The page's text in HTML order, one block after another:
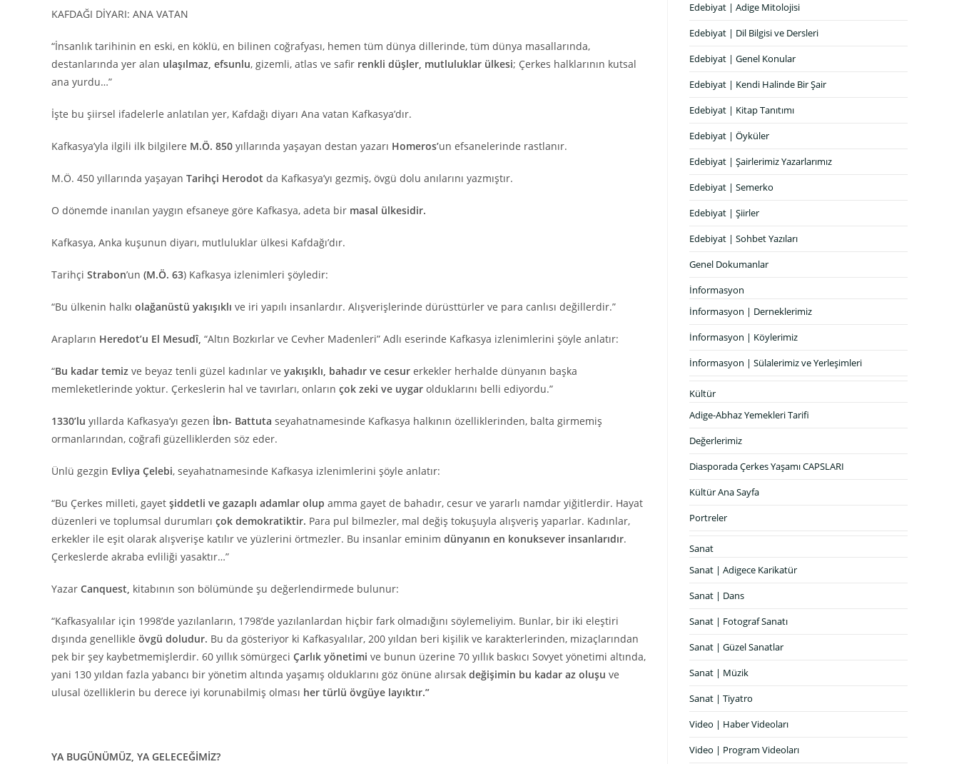
KAFDAĞI DİYARI: ANA VATAN
“İnsanlık tarihinin en eski, en köklü, en bilinen coğrafyası, hemen tüm dünya dillerinde, tüm dünya masallarında,
destanlarında yer alan ulaşılmaz, efsunlu, gizemli, atlas ve safir renkli düşler, mutluluklar ülkesi; Çerkes halklarının kutsal
ana yurdu…”
İşte bu şiirsel ifadelerle anlatılan yer, Kafdağı diyarı Ana vatan Kafkasya’dır.
Kafkasya’yla ilgili ilk bilgilere M.Ö. 850 yıllarında yaşayan destan yazarı Homeros’un efsanelerinde rastlanır.
M.Ö. 450 yıllarında yaşayan Tarihçi Herodot da Kafkasya’yı gezmiş, övgü dolu anılarını yazmıştır.
O dönemde inanılan yaygın efsaneye göre Kafkasya, adeta bir masal ülkesidir.
Kafkasya, Anka kuşunun diyarı, mutluluklar ülkesi Kafdağı’dır.
Tarihçi Strabon’un (M.Ö. 63) Kafkasya izlenimleri şöyledir:
“Bu ülkenin halkı olağanüstü yakışıklı ve iri yapılı insanlardır. Alışverişlerinde dürüsttürler ve para canlısı değillerdir.”
Arapların Heredot’u El Mesudî, “Altın Bozkırlar ve Cevher Madenleri” Adlı eserinde Kafkasya izlenimlerini şöyle anlatır:
“Bu kadar temiz ve beyaz tenli güzel kadınlar ve yakışıklı, bahadır ve cesur erkekler herhalde dünyanın başka
memleketlerinde yoktur. Çerkeslerin hal ve tavırları, onların çok zeki ve uygar olduklarını belli ediyordu.”
1330’lu yıllarda Kafkasya’yı gezen İbn- Battuta seyahatnamesinde Kafkasya halkının özelliklerinden, balta girmemiş
ormanlarından, coğrafi güzelliklerden söz eder.
Ünlü gezgin Evliya Çelebi, seyahatnamesinde Kafkasya izlenimlerini şöyle anlatır:
“Bu Çerkes milleti, gayet şiddetli ve gazaplı adamlar olup amma gayet de bahadır, cesur ve yararlı namdar yiğitlerdir. Hayat
düzenleri ve toplumsal durumları çok demokratiktir. Para pul bilmezler, mal değiş tokuşuyla alışveriş yaparlar. Kadınlar,
erkekler ile eşit olarak alışverişe katılır ve yüzlerini örtmezler. Bu insanlar eminim dünyanın en konuksever insanlarıdır.
Çerkeslerde akraba evliliği yasaktır…”
Yazar Canquest, kitabının son bölümünde şu değerlendirmede bulunur:
“Kafkasyalılar için 1998’de yazılanların, 1798’de yazılanlardan hiçbir fark olmadığını söylemeliyim. Bunlar, bir iki eleştiri
dışında genellikle övgü doludur. Bu da gösteriyor ki Kafkasyalılar, 200 yıldan beri kişilik ve karakterlerinden, mizaçlarından
pek bir şey kaybetmemişlerdir. 60 yıllık sömürgeci Çarlık yönetimi ve bunun üzerine 70 yıllık baskıcı Sovyet yönetimi altında,
yani 130 yıldan fazla yabancı bir yönetim altında yaşamış olduklarını göz önüne alırsak değişimin bu kadar az oluşu ve
ulusal özelliklerin bu derece iyi korunabilmiş olması her türlü övgüye layıktır.”
YA BUGÜNÜMÜZ, YA GELECEĞİMİZ?
Edebiyat | Adige Mitolojisi
Edebiyat | Dil Bilgisi ve Dersleri
Edebiyat | Genel Konular
Edebiyat | Kendi Halinde Bir Şair
Edebiyat | Kitap Tanıtımı
Edebiyat | Öyküler
Edebiyat | Şairlerimiz Yazarlarımız
Edebiyat | Semerko
Edebiyat | Şiirler
Edebiyat | Sohbet Yazıları
Genel Dokumanlar
İnformasyon
İnformasyon | Derneklerimiz
İnformasyon | Köylerimiz
İnformasyon | Sülalerimiz ve Yerleşimleri
Kültür
Adige-Abhaz Yemekleri Tarifi
Değerlerimiz
Diasporada Çerkes Yaşamı CAPSLARI
Kültür Ana Sayfa
Portreler
Sanat
Sanat | Adigece Karikatür
Sanat | Dans
Sanat | Fotograf Sanatı
Sanat | Güzel Sanatlar
Sanat | Müzik
Sanat | Tiyatro
Video | Haber Videoları
Video | Program Videoları